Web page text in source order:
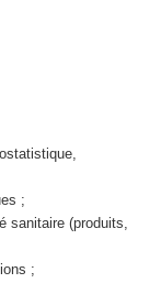
;
sanitaire (produits,
;